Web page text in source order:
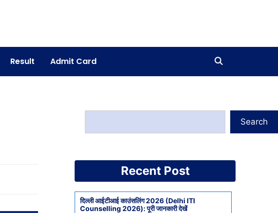
Result Admit Card
Search
Recent Post
दिल्ली आईटीआई काउंसलिंग 2026 (Delhi ITI
Counselling 2026): पूरी जानकारी देखें